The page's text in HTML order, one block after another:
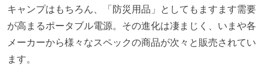
キャンプはもちろん、「防災用品」としてもますます需要
が高まるポータブル電源。その進化は凄まじく、いまや各
メーカーから様々なスペックの商品が次々と販売されてい
ます。